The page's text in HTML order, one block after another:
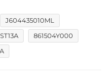
J604435010ML
861504Y000